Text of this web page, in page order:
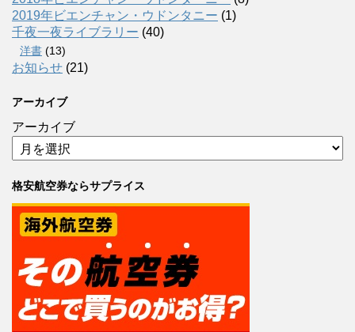
2019年ビエンチャン・ウドンタニー (1)
千夜一夜ライブラリー (40)
洋書 (13)
お知らせ (21)
アーカイブ
アーカイブ
格安航空券ならサプライス